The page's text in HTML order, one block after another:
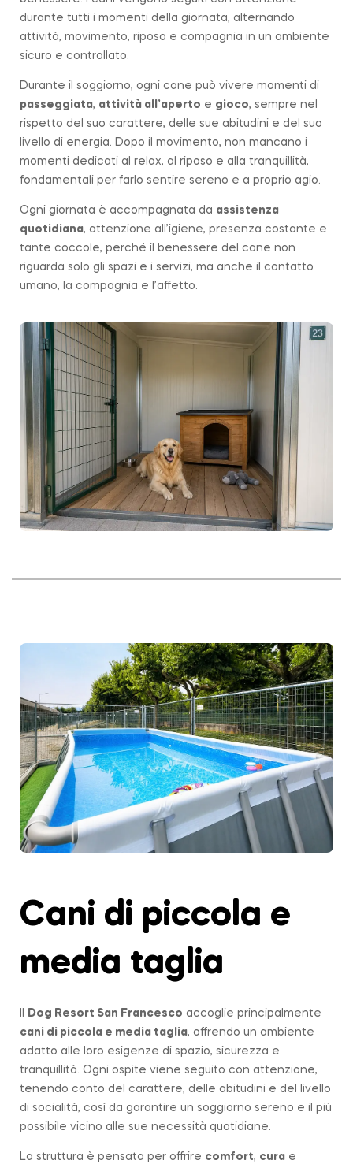
durante tutti i momenti della giornata, alternando
attività, movimento, riposo e compagnia in un ambiente
sicuro e controllato.
Durante il soggiorno, ogni cane può vivere momenti di
passeggiata, attività all’aperto e gioco, sempre nel
rispetto del suo carattere, delle sue abitudini e del suo
livello di energia. Dopo il movimento, non mancano i
momenti dedicati al relax, al riposo e alla tranquillità,
fondamentali per farlo sentire sereno e a proprio agio.
Ogni giornata è accompagnata da assistenza
quotidiana, attenzione all’igiene, presenza costante e
tante coccole, perché il benessere del cane non
riguarda solo gli spazi e i servizi, ma anche il contatto
umano, la compagnia e l’affetto.
Cani di piccola e
media taglia
Dog Resort San Francesco accoglie principalmente
cani di piccola e media taglia, offrendo un ambiente
adatto alle loro esigenze di spazio, sicurezza e
tranquillità. Ogni ospite viene seguito con attenzione,
tenendo conto del carattere, delle abitudini e del livello
di socialità, così da garantire un soggiorno sereno e il più
possibile vicino alle sue necessità quotidiane.
La struttura è pensata per offrire comfort, cura e